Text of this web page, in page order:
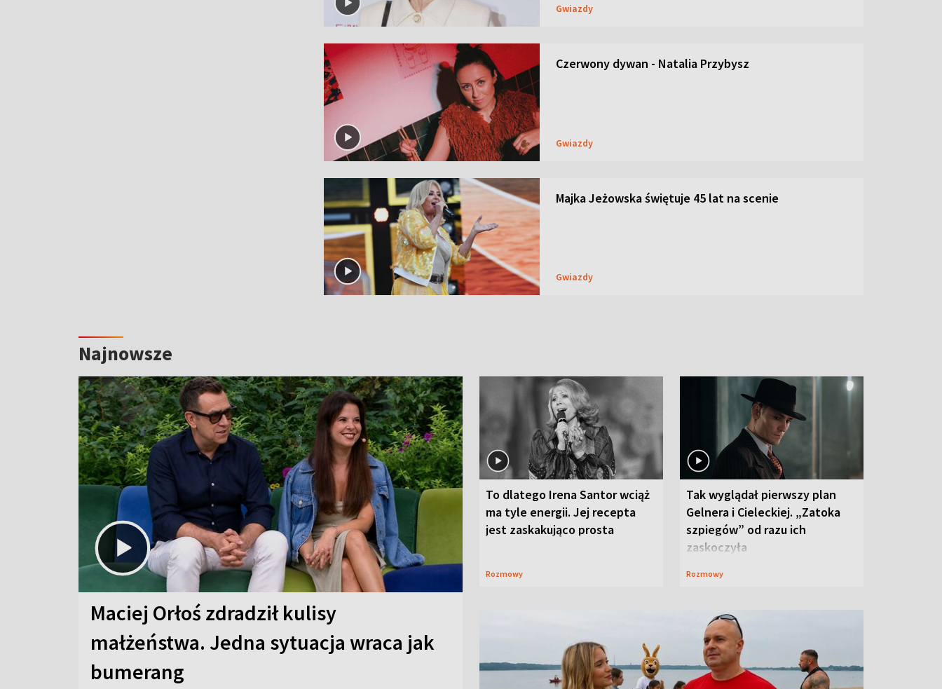
Gwiazdy
Czerwony dywan - Natalia Przybysz
Gwiazdy
Majka Jeżowska świętuje 45 lat na scenie
Gwiazdy
Najnowsze
Maciej Orłoś zdradził kulisy
małżeństwa. Jedna sytuacja wraca jak
bumerang
To dlatego Irena Santor wciąż
ma tyle energii. Jej recepta
jest zaskakująco prosta
Rozmowy
Tak wyglądał pierwszy plan
Gelnera i Cieleckiej. „Zatoka
szpiegów” od razu ich
zaskoczyła
Rozmowy